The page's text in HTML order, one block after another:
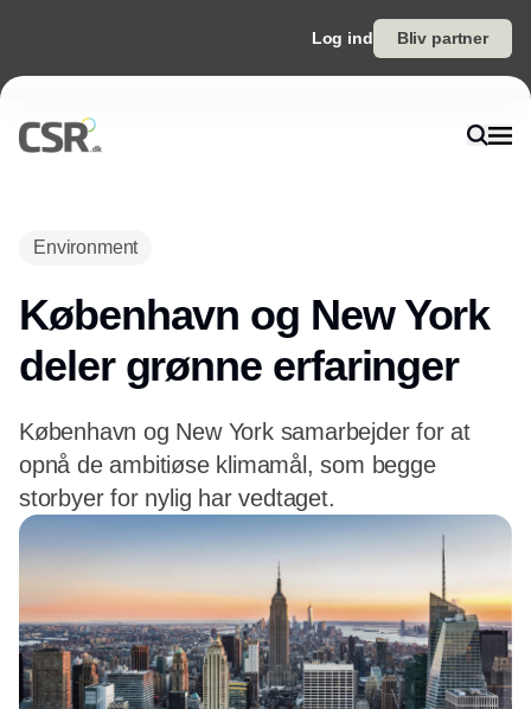
Log ind Bliv partner
Environment
København og New York
deler grønne erfaringer
København og New York samarbejder for at
opnå de ambitiøse klimamål, som begge
storbyer for nylig har vedtaget.